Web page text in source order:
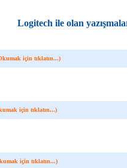
Logitech ile olan
için tıklatın...)
için tıklatın...)
için tıklatın...)